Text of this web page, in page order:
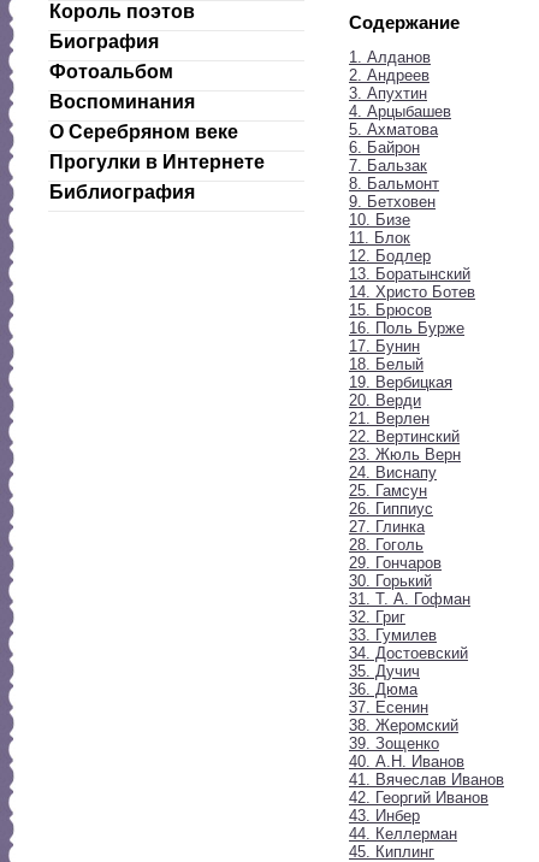
Король поэтов
Биография
Фотоальбом
Воспоминания
О Серебряном веке
Прогулки в Интернете
Библиография
Содержание
1. Алданов
2. Андреев
3. Апухтин
4. Арцыбашев
5. Ахматова
6. Байрон
7. Бальзак
8. Бальмонт
9. Бетховен
10. Бизе
11. Блок
12. Бодлер
13. Боратынский
14. Христо Ботев
15. Брюсов
16. Поль Бурже
17. Бунин
18. Белый
19. Вербицкая
20. Верди
21. Верлен
22. Вертинский
23. Жюль Верн
24. Виснапу
25. Гамсун
26. Гиппиус
27. Глинка
28. Гоголь
29. Гончаров
30. Горький
31. Т. А. Гофман
32. Григ
33. Гумилев
34. Достоевский
35. Дучич
36. Дюма
37. Есенин
38. Жеромский
39. Зощенко
40. А.Н. Иванов
41. Вячеслав Иванов
42. Георгий Иванов
43. Инбер
44. Келлерман
45. Киплинг